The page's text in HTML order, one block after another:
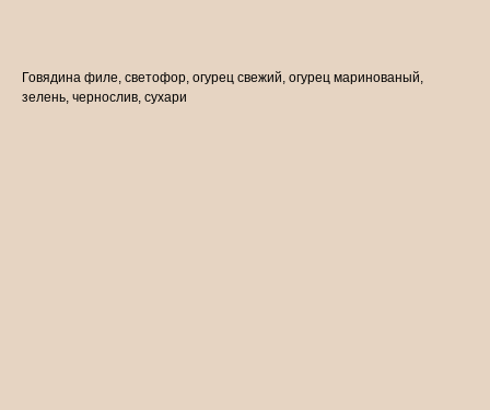
Говядина филе, светофор, огурец свежий, огурец маринованый,
зелень, чернослив, сухари